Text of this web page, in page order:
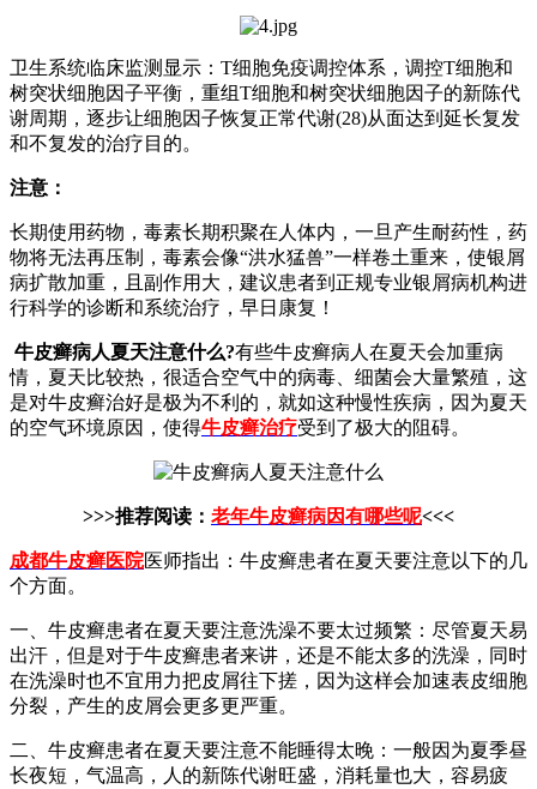
卫生系统临床监测显示：T细胞免疫调控体系，调控T细胞和
树突状细胞因子平衡，重组T细胞和树突状细胞因子的新陈代
谢周期，逐步让细胞因子恢复正常代谢(28)从面达到延长复发
和不复发的治疗目的。
注意：
长期使用药物，毒素长期积聚在人体内，一旦产生耐药性，药
物将无法再压制，毒素会像“洪水猛兽”一样卷土重来，使银屑
病扩散加重，且副作用大，建议患者到正规专业银屑病机构进
行科学的诊断和系统治疗，早日康复！
牛皮癣病人夏天注意什么?有些牛皮癣病人在夏天会加重病
情，夏天比较热，很适合空气中的病毒、细菌会大量繁殖，这
是对牛皮癣治好是极为不利的，就如这种慢性疾病，因为夏天
的空气环境原因，使得牛皮癣治疗受到了极大的阻碍。
>>>推荐阅读： 老年牛皮癣病因有哪些呢<<<
成都牛皮癣医院医师指出：牛皮癣患者在夏天要注意以下的几
个方面。
一、牛皮癣患者在夏天要注意洗澡不要太过频繁：尽管夏天易
出汗，但是对于牛皮癣患者来讲，还是不能太多的洗澡，同时
在洗澡时也不宜用力把皮屑往下搓，因为这样会加速表皮细胞
分裂，产生的皮屑会更多更严重。
二、牛皮癣患者在夏天要注意不能睡得太晚：一般因为夏季昼
长夜短，气温高，人的新陈代谢旺盛，消耗量也大，容易疲